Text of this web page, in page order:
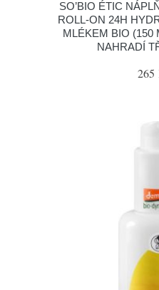
SO’BIO ÉTIC
ROLL-ON 24H
MLÉKEM BIO (150
NAHRADÍ
265